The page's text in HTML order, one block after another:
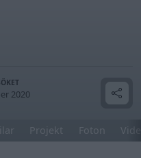
2020
Projekt Foton